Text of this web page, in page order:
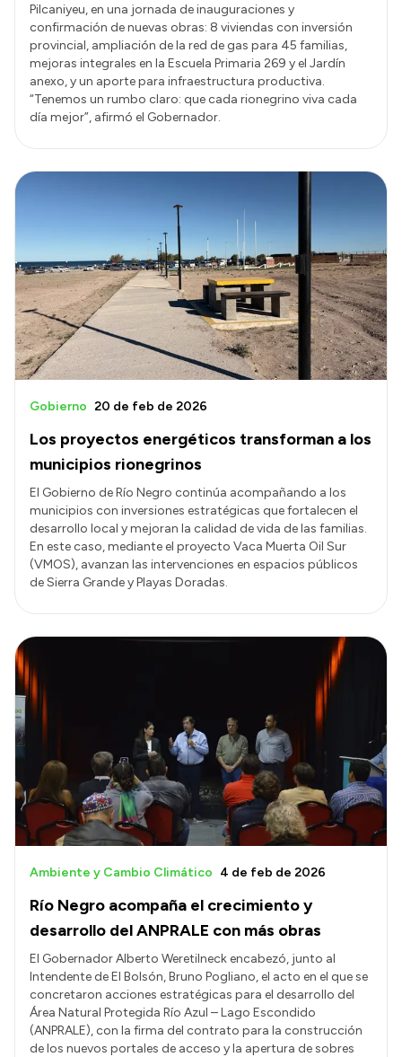
Pilcaniyeu, en una jornada de inauguraciones y
confirmación de nuevas obras: 8 viviendas con inversión
provincial, ampliación de la red de gas para 45 familias,
mejoras integrales en la Escuela Primaria 269 y el Jardín
anexo, y un aporte para infraestructura productiva.
“Tenemos un rumbo claro: que cada rionegrino viva cada
día mejor”, afirmó el Gobernador.
Los proyectos energéticos transforman a los
municipios rionegrinos
Gobierno 20 de feb de 2026
El Gobierno de Río Negro continúa acompañando a los
municipios con inversiones estratégicas que fortalecen el
desarrollo local y mejoran la calidad de vida de las familias.
En este caso, mediante el proyecto Vaca Muerta Oil Sur
(VMOS), avanzan las intervenciones en espacios públicos
de Sierra Grande y Playas Doradas.
Río Negro acompaña el crecimiento y
desarrollo del ANPRALE con más obras
Ambiente y Cambio Climático 4 de feb de 2026
El Gobernador Alberto Weretilneck encabezó, junto al
Intendente de El Bolsón, Bruno Pogliano, el acto en el que se
concretaron acciones estratégicas para el desarrollo del
Área Natural Protegida Río Azul – Lago Escondido
(ANPRALE), con la firma del contrato para la construcción
de los nuevos portales de acceso y la apertura de sobres